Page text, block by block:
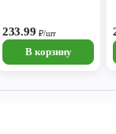
233.99 ₽/шт
В корзину